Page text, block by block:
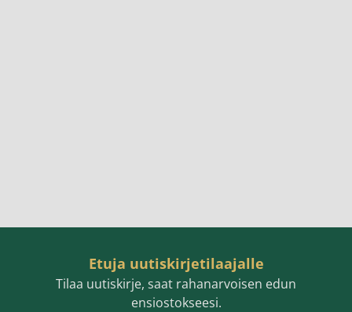
Etuja uutiskirjetilaajalle
Tilaa uutiskirje, saat rahanarvoisen edun
ensiostokseesi.